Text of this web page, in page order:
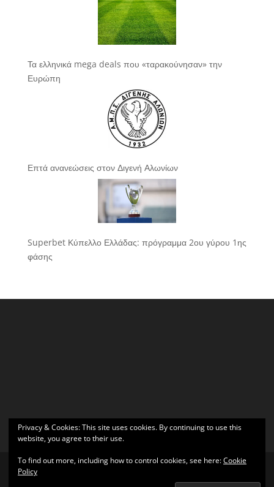
Τα ελληνικά mega deals που «ταρακούνησαν» την
Ευρώπη
Επτά ανανεώσεις στον Διγενή Αλωνίων
Superbet Κύπελλο Ελλάδας: πρόγραμμα 2ου γύρου 1ης
φάσης
Privacy & Cookies: This site uses cookies. By continuing to use this
website, you agree to their use.
To find out more, including how to control cookies, see here:Cookie
Policy